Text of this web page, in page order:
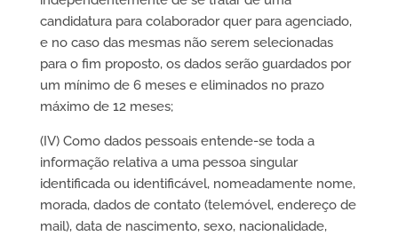
candidatura para colaborador quer para agenciado,
e no caso das mesmas não serem selecionadas
para o fim proposto, os dados serão guardados por
um mínimo de 6 meses e eliminados no prazo
máximo de 12 meses;
(IV) Como dados pessoais entende-se toda a
informação relativa a uma pessoa singular
identificada ou identificável, nomeadamente nome,
morada, dados de contato (telemóvel, endereço de
mail), data de nascimento, sexo, nacionalidade,